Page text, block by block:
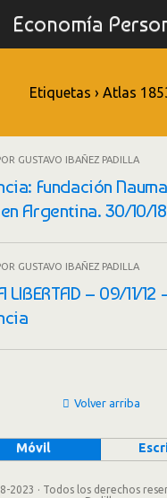
Economía
Etiquetas › Atlas
GUSTAVO IBAÑEZ PADILLA
Fundación
Argentina. 30/10/18
GUSTAVO IBAÑEZ PADILLA
LIBERTAD – 09/11/12
Volver arriba
Móvil
2023 · Todos los derechos